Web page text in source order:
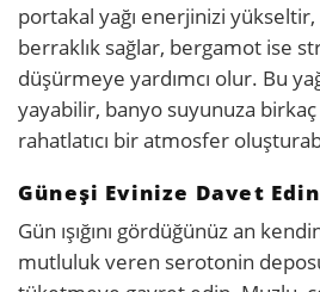
portakal yağı enerjinizi yükseltir,
berraklık sağlar, bergamot ise
düşürmeye yardımcı olur. Bu
yayabilir, banyo suyunuza
rahatlatıcı bir atmosfer
Güneşi Evinize Davet Edin
Gün ışığını gördüğünüz an
mutluluk veren serotonin